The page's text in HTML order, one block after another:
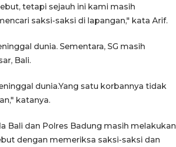
tetapi sejauh ini kami masih
saksi-saksi di lapangan," kata Arif.
dunia. Sementara, SG masih
Bali.
dunia.Yang satu korbannya tidak
katanya.
Bali dan Polres Badung masih melakukan
dengan memeriksa saksi-saksi dan